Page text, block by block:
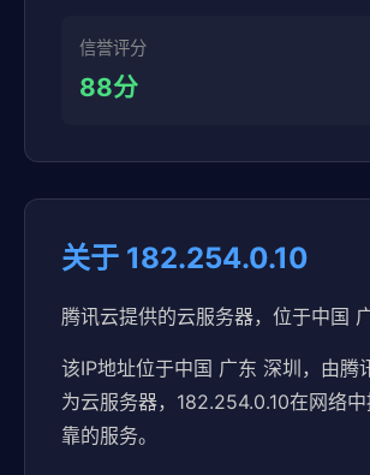
信誉评分
88分
关于 182.254.0.10
腾讯云提供的云服务器，位于中国
该IP地址位于中国 广东 深圳，由腾
为云服务器，182.254.0.10在网络
靠的服务。